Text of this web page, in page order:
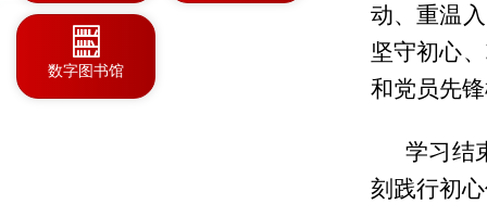
数字图书馆
动、重温
坚守初心
和党员先
学习结
刻践行初